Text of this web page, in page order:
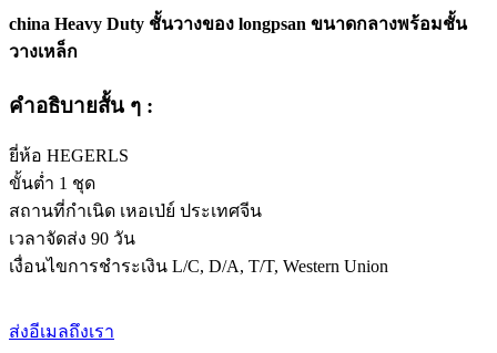
china Heavy Duty ชั้นวางของ longpsan ขนาดกลางพร้อมชั้น
วางเหล็ก
คำอธิบายสั้น ๆ :
ยี่ห้อ HEGERLS
ขั้นต่ำ 1 ชุด
สถานที่กำเนิด เหอเป่ย์ ประเทศจีน
เวลาจัดส่ง 90 วัน
เงื่อนไขการชำระเงิน L/C, D/A, T/T, Western Union
ส่งอีเมลถึงเรา